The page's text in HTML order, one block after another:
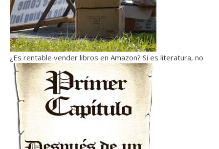
¿Es rentable vender libros en Amazon? Si es literatura, no